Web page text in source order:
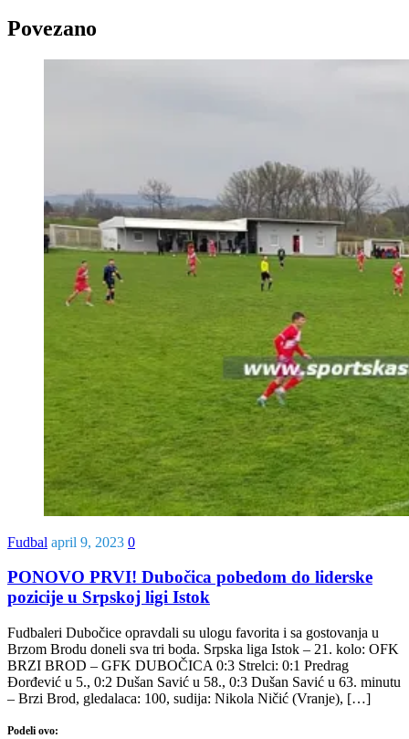
Povezano
Fudbal april 9, 2023 0
PONOVO PRVI! Dubočica pobedom do liderske
pozicije u Srpskoj ligi Istok
Fudbaleri Dubočice opravdali su ulogu favorita i sa gostovanja u
Brzom Brodu doneli sva tri boda. Srpska liga Istok – 21. kolo: OFK
BRZI BROD – GFK DUBOČICA 0:3 Strelci: 0:1 Predrag
Đorđević u 5., 0:2 Dušan Savić u 58., 0:3 Dušan Savić u 63. minutu
– Brzi Brod, gledalaca: 100, sudija: Nikola Ničić (Vranje), […]
Podeli ovo: